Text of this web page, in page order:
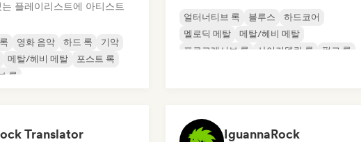
플레이리스트에 아티스트
영화 음악 하드 록
기악
메탈/헤비 메탈
포스트 록
록
얼터너티브 록 블루스
하드코어
멜로딕 메탈
메탈/헤비 메탈
프로그레시브 록
사이키델릭 록 펑크 록
Translator IguannaRock